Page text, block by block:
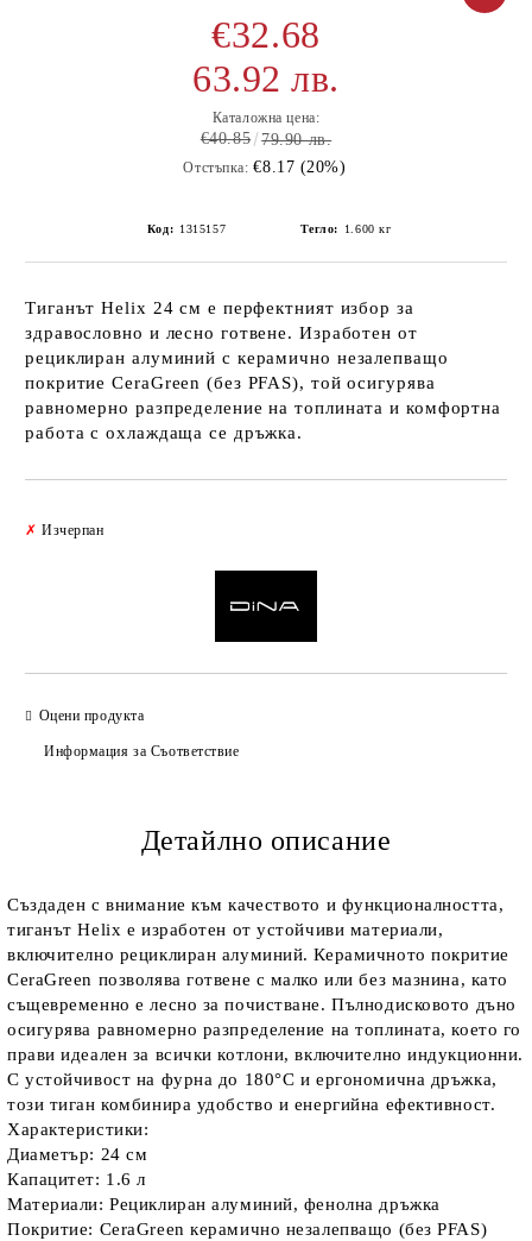
€32.68
63.92 лв.
Каталожна цена:
€40.85 79.90 лв.
Отстъпка: €8.17 (20%)
Код: 1315157 Тегло: 1.600 кг
Тиганът Helix 24 см е перфектният избор за
здравословно и лесно готвене. Изработен от
рециклиран алуминий с керамично незалепващо
покритие CeraGreen (без PFAS), той осигурява
равномерно разпределение на топлината и комфортна
работа с охлаждаща се дръжка.
✗ Изчерпан
Оцени продукта
Информация за Съответствие
Детайлно описание
Създаден с внимание към качеството и функционалността,
тиганът Helix е изработен от устойчиви материали,
включително рециклиран алуминий. Керамичното покритие
CeraGreen позволява готвене с малко или без мазнина, като
същевременно е лесно за почистване. Пълнодисковото дъно
осигурява равномерно разпределение на топлината, което го
прави идеален за всички котлони, включително индукционни.
С устойчивост на фурна до 180°C и ергономична дръжка,
този тиган комбинира удобство и енергийна ефективност.
Характеристики:
Диаметър: 24 см
Капацитет: 1.6 л
Материали: Рециклиран алуминий, фенолна дръжка
Покритие: CeraGreen керамично незалепващо (без PFAS)